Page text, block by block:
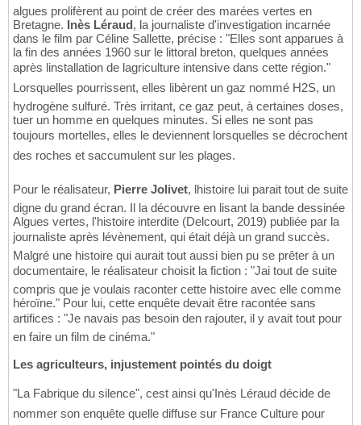
algues prolifèrent au point de créer des marées vertes en
Bretagne. Inès Léraud, la journaliste d'investigation incarnée
dans le film par Céline Sallette, précise : "Elles sont apparues à
la fin des années 1960 sur le littoral breton, quelques années
après linstallation de lagriculture intensive dans cette région."
Lorsquelles pourrissent, elles libèrent un gaz nommé H2S, un
hydrogène sulfuré. Très irritant, ce gaz peut, à certaines doses,
tuer un homme en quelques minutes. Si elles ne sont pas
toujours mortelles, elles le deviennent lorsquelles se décrochent
des roches et saccumulent sur les plages.
Pour le réalisateur, Pierre Jolivet, lhistoire lui parait tout de suite
digne du grand écran. Il la découvre en lisant la bande dessinée
Algues vertes, l'histoire interdite (Delcourt, 2019) publiée par la
journaliste après lévènement, qui était déjà un grand succès.
Malgré une histoire qui aurait tout aussi bien pu se prêter à un
documentaire, le réalisateur choisit la fiction : "Jai tout de suite
compris que je voulais raconter cette histoire avec elle comme
héroïne." Pour lui, cette enquête devait être racontée sans
artifices : "Je navais pas besoin den rajouter, il y avait tout pour
en faire un film de cinéma."
Les agriculteurs, injustement pointés du doigt
"La Fabrique du silence", cest ainsi qu'Inès Léraud décide de
nommer son enquête quelle diffuse sur France Culture pour